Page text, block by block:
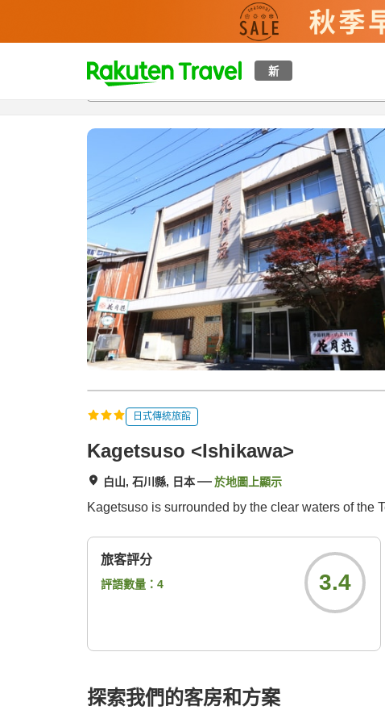
新
t
p
a
s
e
a
r
c
h
概覽房間及住宿方案 評價設施
日式傳統旅館
Kagetsuso <Ishikawa>
白山, 石川縣, 日本 於地圖上顯示
Kagetsuso is surrounded by the clear waters of
旅客評分
評語數量： 4 3.4
探索我們的客房和方案